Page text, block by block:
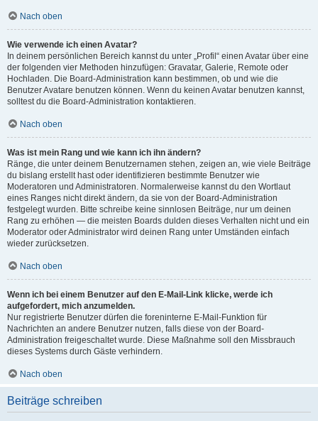
Nach oben
Wie verwende ich einen Avatar?
In deinem persönlichen Bereich kannst du unter „Profil“ einen Avatar über eine
der folgenden vier Methoden hinzufügen: Gravatar, Galerie, Remote oder
Hochladen. Die Board-Administration kann bestimmen, ob und wie die
Benutzer Avatare benutzen können. Wenn du keinen Avatar benutzen kannst,
solltest du die Board-Administration kontaktieren.
Nach oben
Was ist mein Rang und wie kann ich ihn ändern?
Ränge, die unter deinem Benutzernamen stehen, zeigen an, wie viele Beiträge
du bislang erstellt hast oder identifizieren bestimmte Benutzer wie
Moderatoren und Administratoren. Normalerweise kannst du den Wortlaut
eines Ranges nicht direkt ändern, da sie von der Board-Administration
festgelegt wurden. Bitte schreibe keine sinnlosen Beiträge, nur um deinen
Rang zu erhöhen — die meisten Boards dulden dieses Verhalten nicht und ein
Moderator oder Administrator wird deinen Rang unter Umständen einfach
wieder zurücksetzen.
Nach oben
Wenn ich bei einem Benutzer auf den E-Mail-Link klicke, werde ich
aufgefordert, mich anzumelden.
Nur registrierte Benutzer dürfen die foreninterne E-Mail-Funktion für
Nachrichten an andere Benutzer nutzen, falls diese von der Board-
Administration freigeschaltet wurde. Diese Maßnahme soll den Missbrauch
dieses Systems durch Gäste verhindern.
Nach oben
Beiträge schreiben